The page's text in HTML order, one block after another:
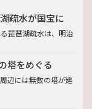
疏水が国宝に
琵琶湖疏水は、明治
塔をめぐる
辺には無数の塔が建